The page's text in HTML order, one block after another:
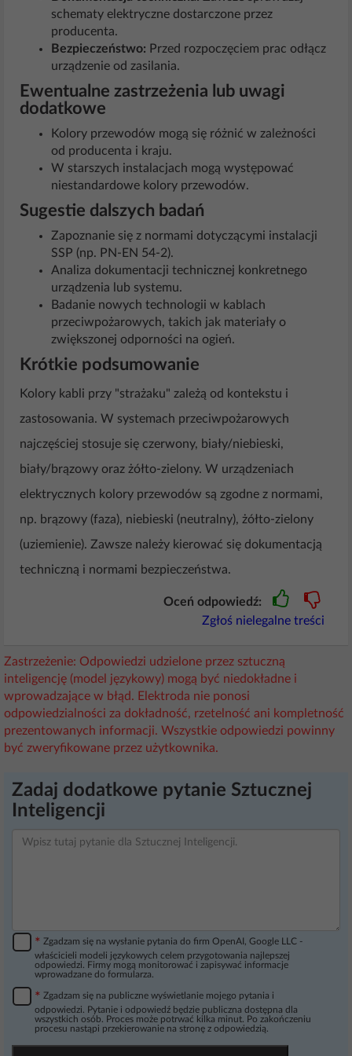
schematy elektryczne dostarczone przez
producenta.
Bezpieczeństwo: Przed rozpoczęciem prac odłącz
urządzenie od zasilania.
Ewentualne zastrzeżenia lub uwagi
dodatkowe
Kolory przewodów mogą się różnić w zależności
od producenta i kraju.
W starszych instalacjach mogą występować
niestandardowe kolory przewodów.
Sugestie dalszych badań
Zapoznanie się z normami dotyczącymi instalacji
SSP (np. PN-EN 54-2).
Analiza dokumentacji technicznej konkretnego
urządzenia lub systemu.
Badanie nowych technologii w kablach
przeciwpożarowych, takich jak materiały o
zwiększonej odporności na ogień.
Krótkie podsumowanie
Kolory kabli przy "strażaku" zależą od kontekstu i
zastosowania. W systemach przeciwpożarowych
najczęściej stosuje się czerwony, biały/niebieski,
biały/brązowy oraz żółto-zielony. W urządzeniach
elektrycznych kolory przewodów są zgodne z normami,
np. brązowy (faza), niebieski (neutralny), żółto-zielony
(uziemienie). Zawsze należy kierować się dokumentacją
techniczną i normami bezpieczeństwa.
Oceń odpowiedź:
Zgłoś nielegalne treści
Zastrzeżenie: Odpowiedzi udzielone przez sztuczną
inteligencję (model językowy) mogą być niedokładne i
wprowadzające w błąd. Elektroda nie ponosi
odpowiedzialności za dokładność, rzetelność ani kompletność
prezentowanych informacji. Wszystkie odpowiedzi powinny
być zweryfikowane przez użytkownika.
Zadaj dodatkowe pytanie Sztucznej
Inteligencji
* Zgadzam się na wysłanie pytania do firm OpenAI, Google LLC -
właścicieli modeli językowych celem przygotowania najlepszej
odpowiedzi. Firmy mogą monitorować i zapisywać informacje
wprowadzane do formularza.
* Zgadzam się na publiczne wyświetlanie mojego pytania i
odpowiedzi. Pytanie i odpowiedź będzie publiczna dostępna dla
wszystkich osób. Proces może potrwać kilka minut. Po zakończeniu
procesu nastąpi przekierowanie na stronę z odpowiedzią.